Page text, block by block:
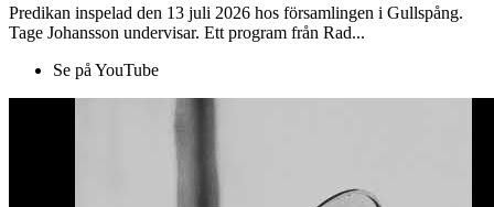
Predikan inspelad den 13 juli 2026 hos församlingen i Gullspång.
Tage Johansson undervisar. Ett program från Rad...
Se på YouTube